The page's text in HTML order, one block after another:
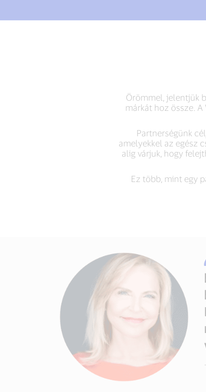
Örömmel, jelentjük
márkát hoz össze.
Partnerségünk
amelyekkel az egész
alig várjuk, hogy
Ez több, mint egy